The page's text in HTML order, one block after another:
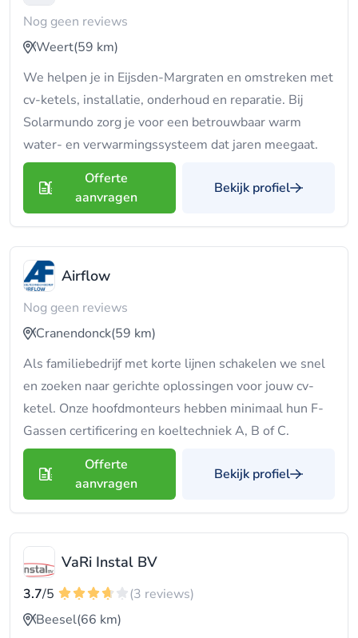
Nog geen reviews
Weert(59 km)
We helpen je in Eijsden-Margraten en omstreken met
cv-ketels, installatie, onderhoud en reparatie. Bij
Solarmundo zorg je voor een betrouwbaar warm
water- en verwarmingssysteem dat jaren meegaat.
Offerte
aanvragen
Bekijk profiel
Airflow
Nog geen reviews
Cranendonck(59 km)
Als familiebedrijf met korte lijnen schakelen we snel
en zoeken naar gerichte oplossingen voor jouw cv-
ketel. Onze hoofdmonteurs hebben minimaal hun F-
Gassen certificering en koeltechniek A, B of C.
Offerte
aanvragen
Bekijk profiel
VaRi Instal BV
3.7/5
(3 reviews)
Beesel(66 km)